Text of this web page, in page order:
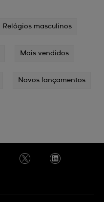
Relógios masculinos
Mais vendidos
Novos lançamentos